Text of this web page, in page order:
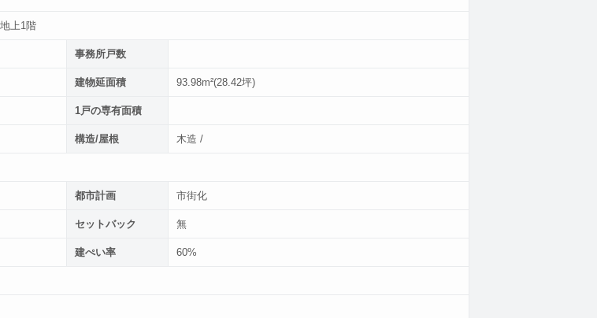
上1階
事務所戸数
建物延面積 93.98m²(28.42坪)
1戸の専有面積
構造/屋根 木造 /
都市計画 市街化
セットバック 無
建ぺい率 60%